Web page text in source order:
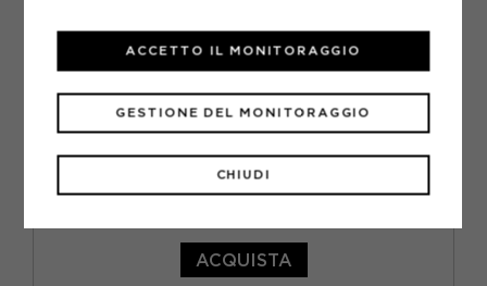
NIKE
ACQUISTA
CHIUDI
GESTIONE DEL MONITORAGGIO
ACCETTO IL MONITORAGGIO